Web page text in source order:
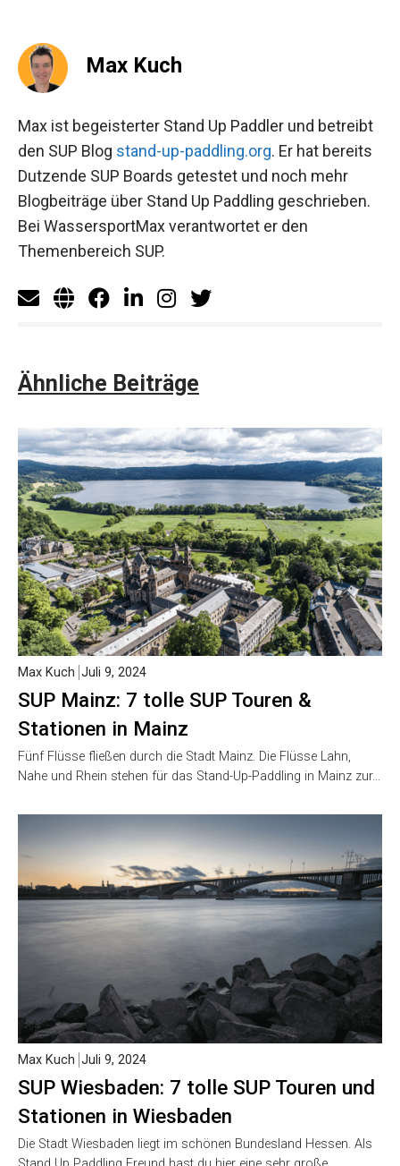
Max Kuch
Max ist begeisterter Stand Up Paddler und betreibt
den SUP Blog stand-up-paddling.org. Er hat bereits
Dutzende SUP Boards getestet und noch mehr
Blogbeiträge über Stand Up Paddling geschrieben.
Bei WassersportMax verantwortet er den
Themenbereich SUP.
Ähnliche Beiträge
SUP Mainz: 7 tolle SUP Touren &
Stationen in Mainz
Max Kuch Juli 9, 2024
Fünf Flüsse fließen durch die Stadt Mainz. Die Flüsse Lahn,
Nahe und Rhein stehen für das Stand-Up-Paddling in Mainz zur…
SUP Wiesbaden: 7 tolle SUP Touren und
Stationen in Wiesbaden
Max Kuch Juli 9, 2024
Die Stadt Wiesbaden liegt im schönen Bundesland Hessen. Als